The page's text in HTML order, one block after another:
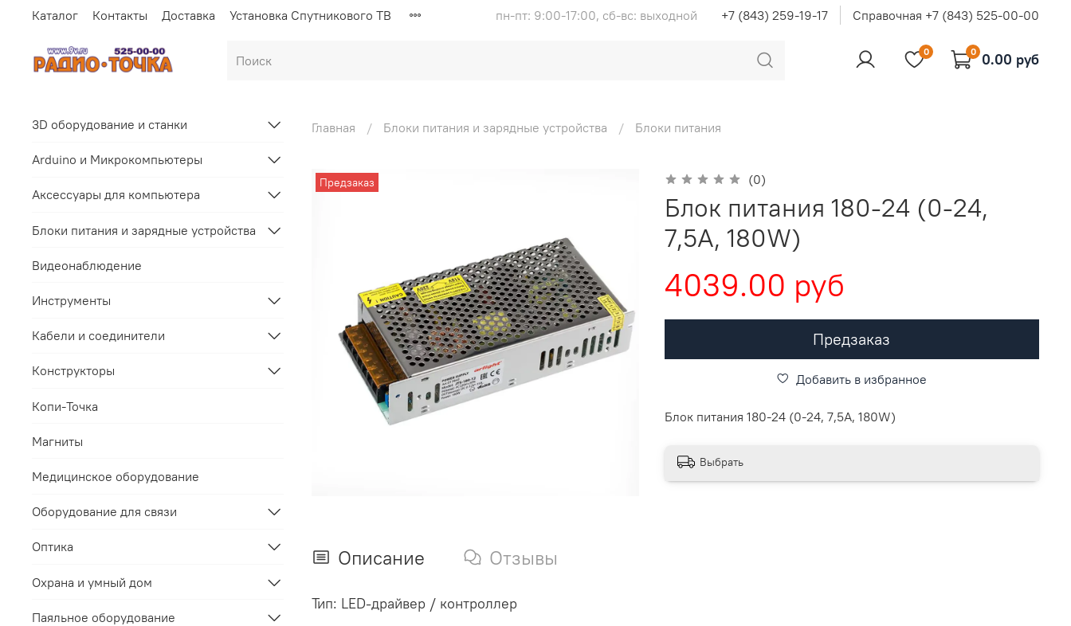
Каталог Контакты Доставка Установка Спутникового ТВ пн-пт: 9:00-17:00, сб-вс: выходной +7 (843) 259-19-17 Справочная +7 (843) 525-00-00
0 0 0.00 руб
Главная Блоки питания и зарядные устройства Блоки питания
Предзаказ (0)
Блок питания 180-24 (0-24,
7,5А, 180W)
4039.00 руб
Предзаказ
Добавить в избранное
Блок питания 180-24 (0-24, 7,5А, 180W)
Выбрать
Описание Отзывы
Тип: LED-драйвер / контроллер
3D оборудование и станки
Arduino и Микрокомпьютеры
Аксессуары для компьютера
Блоки питания и зарядные устройства
Видеонаблюдение
Инструменты
Кабели и соединители
Конструкторы
Копи-Точка
Магниты
Медицинское оборудование
Оборудование для связи
Оптика
Охрана и умный дом
Паяльное оборудование